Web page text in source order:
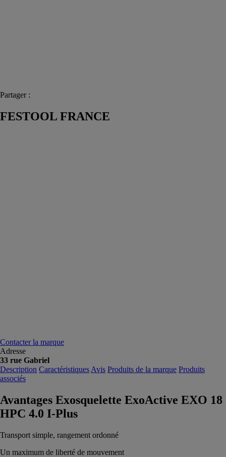
Partager :
FESTOOL FRANCE
Contacter la marque
Adresse
33 rue Gabriel
Description Caractéristiques Avis Produits de la marque Produits
associés
Avantages Exosquelette ExoActive EXO 18
HPC 4.0 I-Plus
Transport simple, rangement ordonné
Un maximum de liberté de mouvement